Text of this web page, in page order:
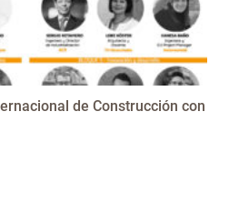
de Construcción con